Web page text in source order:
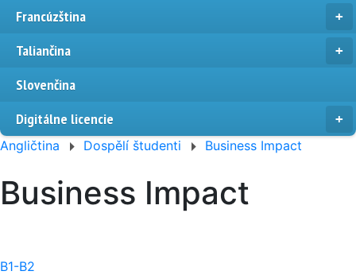
Francúzština
Taliančina
Slovenčina
Digitálne licencie
Angličtina Dospělí študenti Business Impact
Business Impact
B1-B2